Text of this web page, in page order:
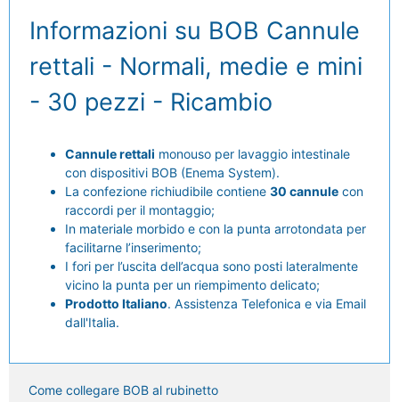
Informazioni su BOB Cannule
rettali - Normali, medie e mini
- 30 pezzi - Ricambio
Cannule rettali monouso per lavaggio intestinale
con dispositivi BOB (Enema System).
La confezione richiudibile contiene 30 cannulecon
raccordi per il montaggio;
In materiale morbido e con la punta arrotondata per
facilitarne l’inserimento;
I fori per l’uscita dell’acqua sono posti lateralmente
vicino la punta per un riempimento delicato;
Prodotto Italiano. Assistenza Telefonica e via Email
dall'Italia.
Come collegare BOB al rubinetto